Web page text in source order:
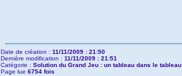
Date de création : 11/11/2009 : 21:50
Dernière modification : 11/11/2009 : 21:51
Catégorie : Solution du Grand Jeu : un tableau dans le tableau
Page lue 6754 fois